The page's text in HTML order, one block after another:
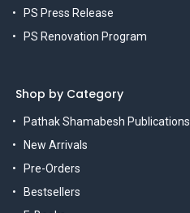
PS Press Release
PS Renovation Program
Shop by Category
Pathak Shamabesh Publications
New Arrivals
Pre-Orders
Bestsellers